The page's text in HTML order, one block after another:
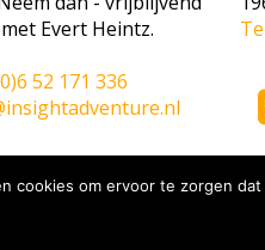
Evert Heintz.
52 171 336
cookies om ervoor te zorgen